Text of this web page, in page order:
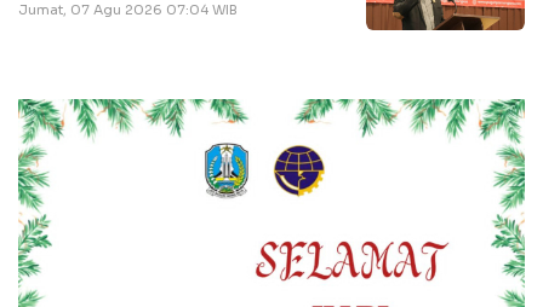
Jumat, 07 Agu 2026 07:04 WIB